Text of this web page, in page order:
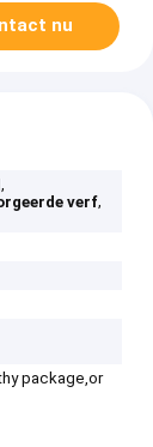
nu
,
verf,
package,or